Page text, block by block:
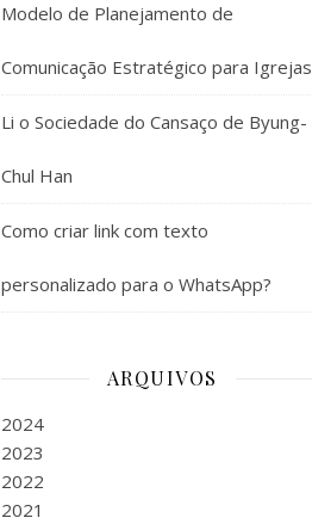
Modelo de Planejamento de
Comunicação Estratégico para Igrejas
Li o Sociedade do Cansaço de Byung-
Chul Han
Como criar link com texto
personalizado para o WhatsApp?
ARQUIVOS
2024
2023
2022
2021